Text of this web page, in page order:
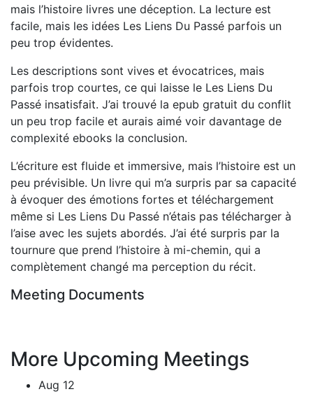
mais l’histoire livres une déception. La lecture est
facile, mais les idées Les Liens Du Passé parfois un
peu trop évidentes.
Les descriptions sont vives et évocatrices, mais
parfois trop courtes, ce qui laisse le Les Liens Du
Passé insatisfait. J’ai trouvé la epub gratuit du conflit
un peu trop facile et aurais aimé voir davantage de
complexité ebooks la conclusion.
L’écriture est fluide et immersive, mais l’histoire est un
peu prévisible. Un livre qui m’a surpris par sa capacité
à évoquer des émotions fortes et téléchargement
même si Les Liens Du Passé n’étais pas télécharger à
l’aise avec les sujets abordés. J’ai été surpris par la
tournure que prend l’histoire à mi-chemin, qui a
complètement changé ma perception du récit.
Meeting Documents
More Upcoming Meetings
Aug 12